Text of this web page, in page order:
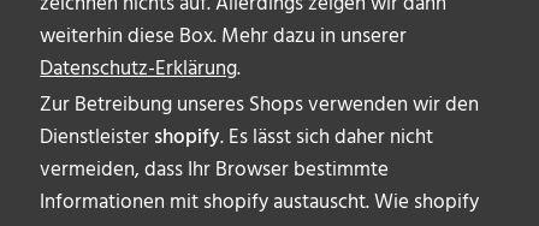
weiterhin diese Box. Mehr dazu in unserer
Datenschutz-Erklärung.
Zur Betreibung unseres Shops verwenden wir den
Dienstleistershopify. Es lässt sich daher nicht
vermeiden, dass Ihr Browser bestimmte
Informationen mit shopify austauscht. Wie shopify
ÜBER UNS